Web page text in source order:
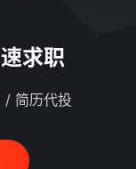
求职
/ 简历代投